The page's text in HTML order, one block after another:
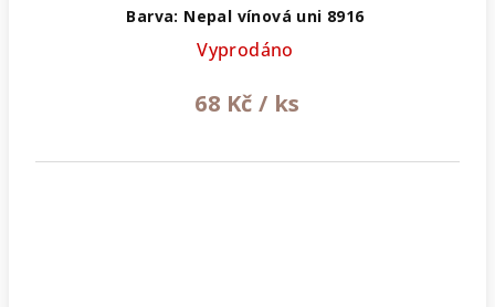
Barva: Nepal vínová uni 8916
Vyprodáno
68 Kč / ks